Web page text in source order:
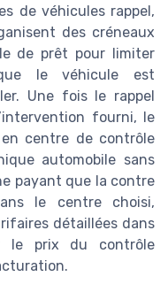
de véhicules rappel,
des créneaux
de prêt pour limiter
le véhicule est
Une fois le rappel
fourni, le
centre de contrôle
automobile sans
payant que la contre
le centre choisi,
détaillées dans
le prix du contrôle